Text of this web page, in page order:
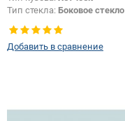
Тип стекла: Боковое стекло
правое
Добавить в сравнение